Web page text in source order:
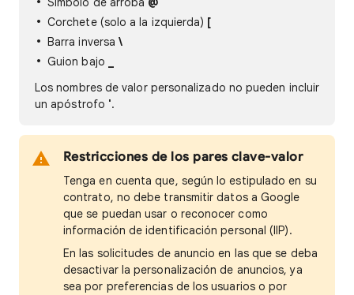
Corchete (solo a la izquierda) [
Barra inversa\
Guion bajo
Los nombres de valor personalizado no pueden incluir
un apóstrofo '.
Restricciones de los pares clave-valor
Tenga en cuenta que, según lo estipulado en su
contrato, no debe transmitir datos a Google
que se puedan usar o reconocer como
información de identificación personal (IIP).
En las solicitudes de anuncio en las que se deba
desactivar la personalización de anuncios, ya
sea por preferencias de los usuarios o por